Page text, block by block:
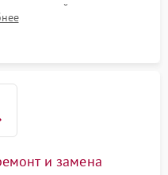
цепей питания,
и видеочипа.
и замена